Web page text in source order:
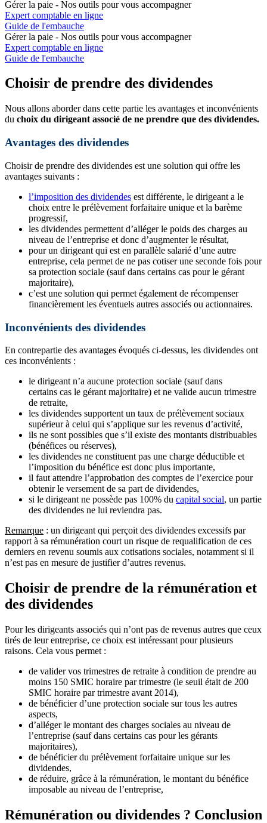
Gérer la paie - Nos outils pour vous accompagner
Expert comptable en ligne
Guide de l'embauche
Gérer la paie - Nos outils pour vous accompagner
Expert comptable en ligne
Guide de l'embauche
Choisir de prendre des dividendes
Nous allons aborder dans cette partie les avantages et inconvénients
du choix du dirigeant associé de ne prendre que des dividendes.
Avantages des dividendes
Choisir de prendre des dividendes est une solution qui offre les
avantages suivants :
l’imposition des dividendes est différente, le dirigeant a le
choix entre le prélèvement forfaitaire unique et la barème
progressif,
les dividendes permettent d’alléger le poids des charges au
niveau de l’entreprise et donc d’augmenter le résultat,
pour un dirigeant qui est en parallèle salarié d’une autre
entreprise, cela permet de ne pas cotiser une seconde fois pour
sa protection sociale (sauf dans certains cas pour le gérant
majoritaire),
c’est une solution qui permet également de récompenser
financièrement les éventuels autres associés ou actionnaires.
Inconvénients des dividendes
En contrepartie des avantages évoqués ci-dessus, les dividendes ont
ces inconvénients :
le dirigeant n’a aucune protection sociale (sauf dans
certains cas le gérant majoritaire) et ne valide aucun trimestre
de retraite,
les dividendes supportent un taux de prélèvement sociaux
supérieur à celui qui s’applique sur les revenus d’activité,
ils ne sont possibles que s’il existe des montants distribuables
(bénéfices ou réserves),
les dividendes ne constituent pas une charge déductible et
l’imposition du bénéfice est donc plus importante,
il faut attendre l’approbation des comptes de l’exercice pour
obtenir le versement de sa part de dividendes,
si le dirigeant ne possède pas 100% du capital social, un partie
des dividendes ne lui reviendra pas.
Remarque : un dirigeant qui perçoit des dividendes excessifs par
rapport à sa rémunération court un risque de requalification de ces
derniers en revenu soumis aux cotisations sociales, notamment si il
n’est pas en mesure de justifier d’autres revenus.
Choisir de prendre de la rémunération et
des dividendes
Pour les dirigeants associés qui n’ont pas de revenus autres que ceux
tirés de leur entreprise, ce choix est intéressant pour plusieurs
raisons. Cela vous permet :
de valider vos trimestres de retraite à condition de prendre au
moins 150 SMIC horaire par trimestre (le seuil était de 200
SMIC horaire par trimestre avant 2014),
de bénéficier d’une protection sociale sur tous les autres
aspects,
d’alléger le montant des charges sociales au niveau de
l’entreprise (sauf dans certains cas pour les gérants
majoritaires),
de bénéficier du prélèvement forfaitaire unique sur les
dividendes,
de réduire, grâce à la rémunération, le montant du bénéfice
imposable au niveau de l’entreprise,
Rémunération ou dividendes ? Conclusion